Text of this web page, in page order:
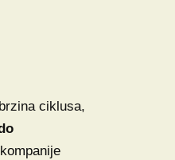
ciklusa,